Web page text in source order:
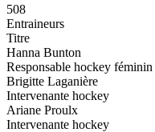
508
Entraineurs
Titre
Hanna Bunton
Responsable hockey féminin
Brigitte Laganière
Intervenante hockey
Ariane Proulx
Intervenante hockey